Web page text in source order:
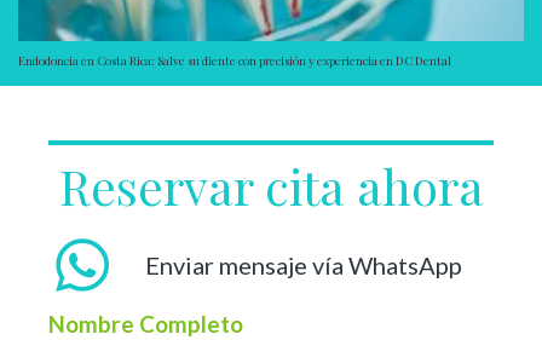
Endodoncia en Costa Rica: Salve su diente con precisión y experiencia en DC Dental
Reservar cita ahora
Enviar mensaje vía WhatsApp
Nombre Completo